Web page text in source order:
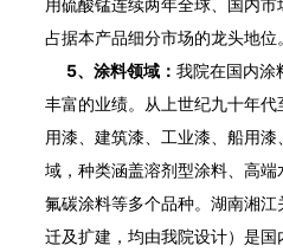
用硫酸锰连续两年全球、国内市
占据本产品细分市场的龙头地位。
5、涂料领域： 我院在国内涂
丰富的业绩。从上世纪九十年代
用漆、建筑漆、工业漆、船用漆
域，种类涵盖溶剂型涂料、高端水
氟碳涂料等多个品种。湖南湘
迁及扩建，均由我院设计）